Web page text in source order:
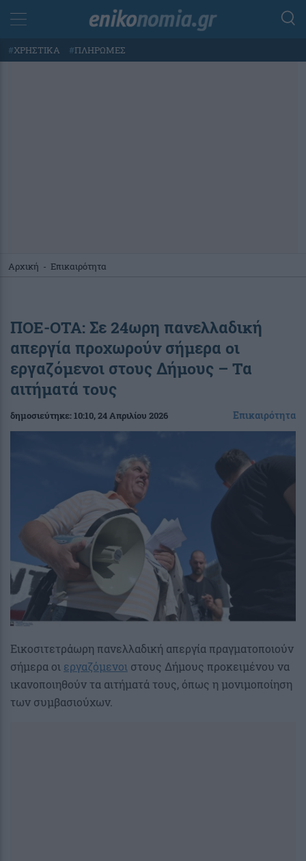
#ΧΡΗΣΤΙΚΑ #ΠΛΗΡΩΜΕΣ
Αρχική - Επικαιρότητα
ΠΟΕ-ΟΤΑ: Σε 24ωρη πανελλαδική
απεργία προχωρούν σήμερα οι
εργαζόμενοι στους Δήμους – Τα
αιτήματά τους
δημοσιεύτηκε:10:10, 24 Απριλίου 2026 Επικαιρότητα
Εικοσιτετράωρη πανελλαδική απεργία πραγματοποιούν
σήμερα οι εργαζόμενοι στους Δήμους προκειμένου να
ικανοποιηθούν τα αιτήματά τους, όπως η μονιμοποίηση
των συμβασιούχων.